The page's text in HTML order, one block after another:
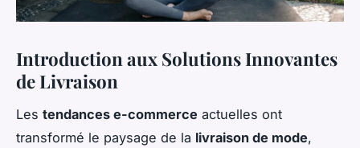
Introduction aux Solutions Innovantes
de Livraison
Les tendances e-commerce actuelles ont
transformé le paysage de la livraison de mode,